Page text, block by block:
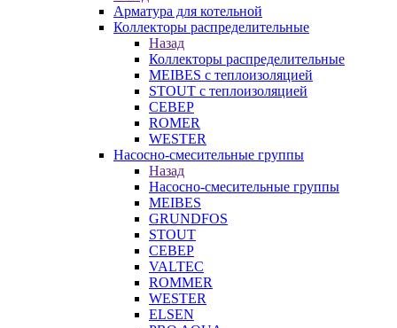
Арматура для котельной
Коллекторы распределительные
Назад
Коллекторы распределительные
MEIBES с теплоизоляцией
STOUT с теплоизоляцией
СЕВЕР
ROMER
WESTER
Насосно-смесительные группы
Назад
Насосно-смесительные группы
MEIBES
GRUNDFOS
STOUT
СЕВЕР
VALTEC
ROMMER
WESTER
ELSEN